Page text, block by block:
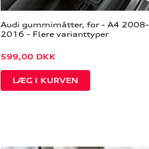
Audi gummimåtter, for - A4 2008-
2016 - Flere varianttyper
599,00 DKK